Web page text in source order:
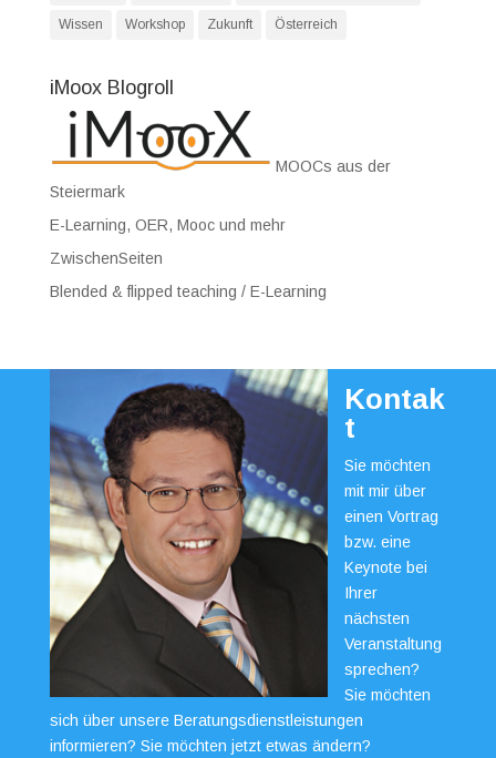
Wissen Workshop Zukunft Österreich
iMoox Blogroll
MOOCs aus der
Steiermark
E-Learning, OER, Mooc und mehr
ZwischenSeiten
Blended & flipped teaching / E-Learning
Kontak
t
Sie möchten
mit mir über
einen Vortrag
bzw. eine
Keynote bei
Ihrer
nächsten
Veranstaltung
sprechen?
Sie möchten
sich über unsere Beratungsdienstleistungen
informieren? Sie möchten jetzt etwas ändern?